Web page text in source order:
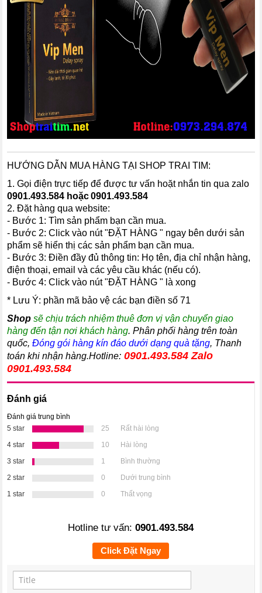
HƯỚNG DẪN MUA HÀNG TẠI SHOP TRAI TIM:
1. Gọi điện trực tiếp để được tư vấn hoặt nhắn tin qua zalo
0901.493.584 hoặc 0901.493.584
2. Đặt hàng qua website:
- Bước 1: Tìm sản phẩm bạn cần mua.
- Bước 2: Click vào nút "ĐẶT HÀNG " ngay bên dưới sản
phẩm sẽ hiển thị các sản phẩm bạn cần mua.
- Bước 3: Điền đầy đủ thông tin: Họ tên, địa chỉ nhận hàng,
điện thoại, email và các yêu cầu khác (nếu có).
- Bước 4: Click vào nút "ĐẶT HÀNG " là xong
* Lưu Ý: phần mã bảo vệ các bạn điền số 71
Shop sẽ chịu trách nhiệm thuê đơn vị vận chuyển giao
hàng đến tận nơi khách hàng. Phân phối hàng trên toàn
quốc,Đóng gói hàng kín đáo dưới dạng quà tặng, Thanh
toán khi nhận hàng.Hotline: 0901.493.584 Zalo
0901.493.584
Đánh giá
Đánh giá trung bình
5 star
25
Rất hài lòng
4 star
10
Hài lòng
3 star
1
Bình thường
2 star
0
Dưới trung bình
1 star
0 Thất vọng
Hotline tư vấn: 0901.493.584
Click Đặt Ngay